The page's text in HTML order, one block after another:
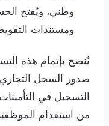
وطني، ويُفتح
ومستندات
يُنصح بإتمام هذه
صدور السجل
التسجيل في
من استقدام